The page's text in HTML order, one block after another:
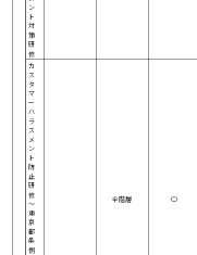
ン
ト
対
策
研
修
カ
ス
タ
マ
ー
ハ
ラ
ス
メ
ン
ト
防
止
研
修
～
東
京
都
条
例
全階層 ○